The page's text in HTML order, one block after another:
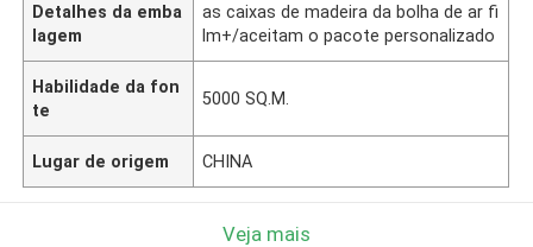
Detalhes da emba
lagem
as caixas de madeira da bolha de ar fi
lm+/aceitam o pacote personalizado
Habilidade da fon
te
5000 SQ.M.
Lugar de origem CHINA
Veja mais